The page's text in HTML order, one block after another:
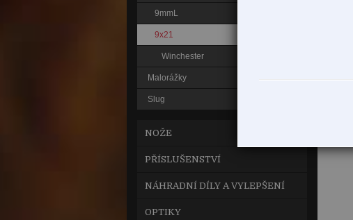
9mmL
9x21
Winchester
Malorážky
Slug
NOŽE
PŘÍSLUŠENSTVÍ
NÁHRADNÍ DÍLY A VYLEPŠENÍ
OPTIKY